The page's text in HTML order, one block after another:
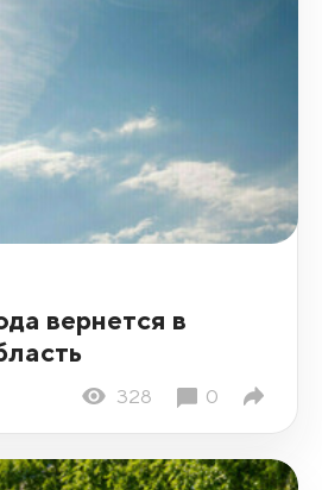
вернется в
328 0